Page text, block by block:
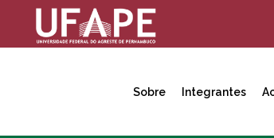
Sobre Integrantes